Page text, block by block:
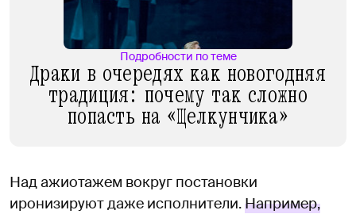
Подробности по теме
Драки в очередях как новогодняя
традиция: почему так сложно
попасть на «Щелкунчика»
Над ажиотажем вокруг постановки
иронизируют даже исполнители.Например,